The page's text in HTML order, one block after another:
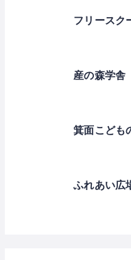
フリース
産の森学
箕面こど
ふれあい